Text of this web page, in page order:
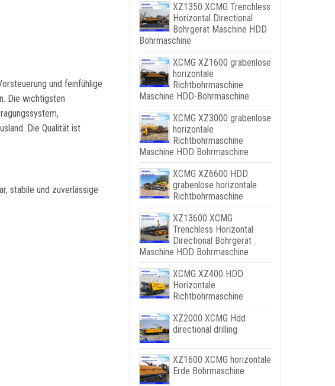
und feinfühlige
Die wichtigsten
Die Qualität ist
stabile und zuverlässige
XZ1350 XCMG Trenchless
Horizontal Directional
Bohrgerät Maschine HDD
Bohrmaschine
XCMG XZ1600 grabenlose
horizontale
Richtbohrmaschine
Maschine HDD-Bohrmaschine
XCMG XZ3000 grabenlose
horizontale
Richtbohrmaschine
Maschine HDD Bohrmaschine
XCMG XZ6600 HDD
grabenlose horizontale
Richtbohrmaschine
XZ13600 XCMG
Trenchless Horizontal
Directional Bohrgerät
Maschine HDD Bohrmaschine
XCMG XZ400 HDD
Horizontale
Richtbohrmaschine
XZ2000 XCMG Hdd
directional drilling
XZ1600 XCMG horizontale
Erde Bohrmaschine